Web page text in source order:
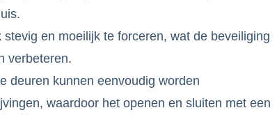
en moeilijk te forceren, wat de beveiliging
verbeteren.
deuren kunnen eenvoudig worden
waardoor het openen en sluiten met een